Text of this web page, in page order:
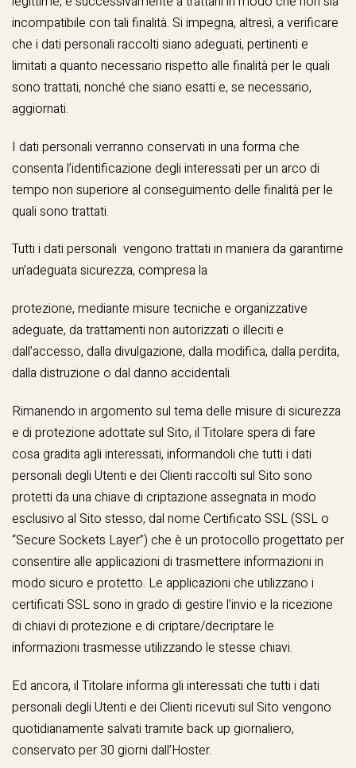
incompatibile con tali finalità. Si impegna, altresì, a verificare
che i dati personali raccolti siano adeguati, pertinenti e
limitati a quanto necessario rispetto alle finalità per le quali
sono trattati, nonché che siano esatti e, se necessario,
aggiornati.
I dati personali verranno conservati in una forma che
consenta l’identificazione degli interessati per un arco di
tempo non superiore al conseguimento delle finalità per le
quali sono trattati.
Tutti i dati personali vengono trattati in maniera da garantirne
un’adeguata sicurezza, compresa la
protezione, mediante misure tecniche e organizzative
adeguate, da trattamenti non autorizzati o illeciti e
dall’accesso, dalla divulgazione, dalla modifica, dalla perdita,
dalla distruzione o dal danno accidentali.
Rimanendo in argomento sul tema delle misure di sicurezza
e di protezione adottate sul Sito, il Titolare spera di fare
cosa gradita agli interessati, informandoli che tutti i dati
personali degli Utenti e dei Clienti raccolti sul Sito sono
protetti da una chiave di criptazione assegnata in modo
esclusivo al Sito stesso, dal nome Certificato SSL (SSL o
“Secure Sockets Layer”) che è un protocollo progettato per
consentire alle applicazioni di trasmettere informazioni in
modo sicuro e protetto. Le applicazioni che utilizzano i
certificati SSL sono in grado di gestire l’invio e la ricezione
di chiavi di protezione e di criptare/decriptare le
informazioni trasmesse utilizzando le stesse chiavi.
Ed ancora, il Titolare informa gli interessati che tutti i dati
personali degli Utenti e dei Clienti ricevuti sul Sito vengono
quotidianamente salvati tramite back up giornaliero,
conservato per 30 giorni dall’Hoster.